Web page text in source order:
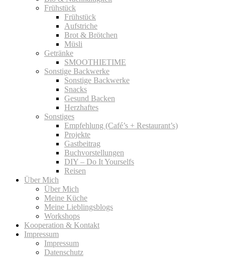
Frühstück
Frühstück
Aufstriche
Brot & Brötchen
Müsli
Getränke
SMOOTHIETIME
Sonstige Backwerke
Sonstige Backwerke
Snacks
Gesund Backen
Herzhaftes
Sonstiges
Empfehlung (Café’s + Restaurant’s)
Projekte
Gastbeitrag
Buchvorstellungen
DIY – Do It Yourselfs
Reisen
Über Mich
Über Mich
Meine Küche
Meine Lieblingsblogs
Workshops
Kooperation & Kontakt
Impressum
Impressum
Datenschutz